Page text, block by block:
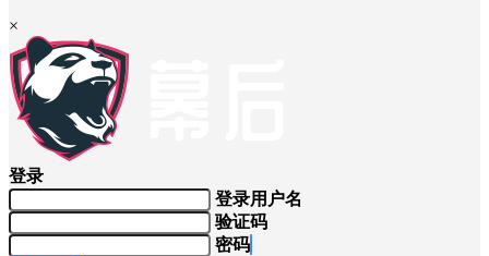
×
登录
登录用户名
验证码
密码